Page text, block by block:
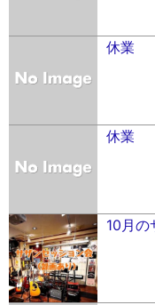
休業
休業
10月の